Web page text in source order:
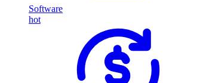
Software
hot